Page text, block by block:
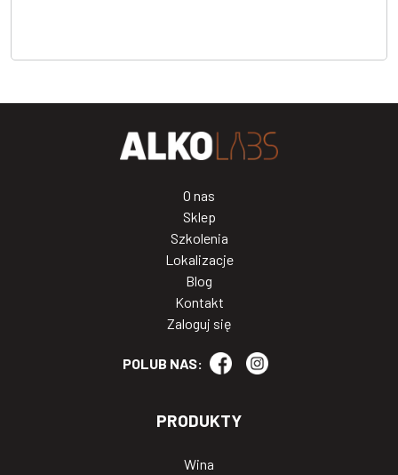
O nas
Sklep
Szkolenia
Lokalizacje
Blog
Kontakt
Zaloguj się
POLUB NAS:
PRODUKTY
Wina